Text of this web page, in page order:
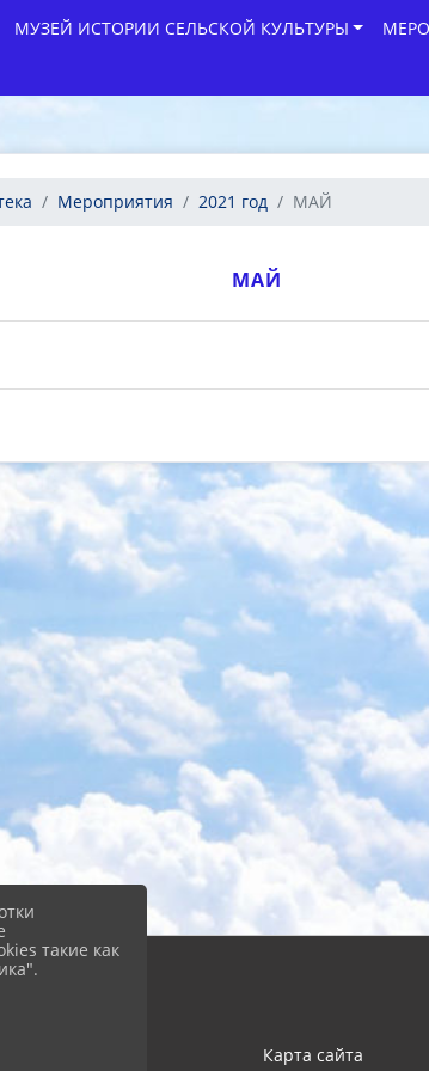
МУЗЕЙ ИСТОРИИ СЕЛЬСКОЙ КУЛЬТУРЫ
Мероприятия 2021 год МАЙ
МАЙ
Карта сайта
такие как